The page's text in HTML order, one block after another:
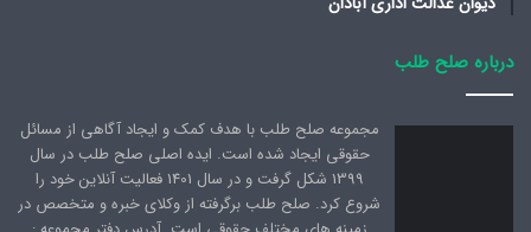
درباره صلح طلب
مجموعه صلح طلب با هدف کمک و ایجاد آگاهی از مسائل
حقوقی ایجاد شده است. ایده اصلی صلح طلب در سال
1399 شکل گرفت و در سال 1401 فعالیت آنلاین خود را
شروع کرد. صلح طلب برگرفته از وکلای خبره و متخصص در